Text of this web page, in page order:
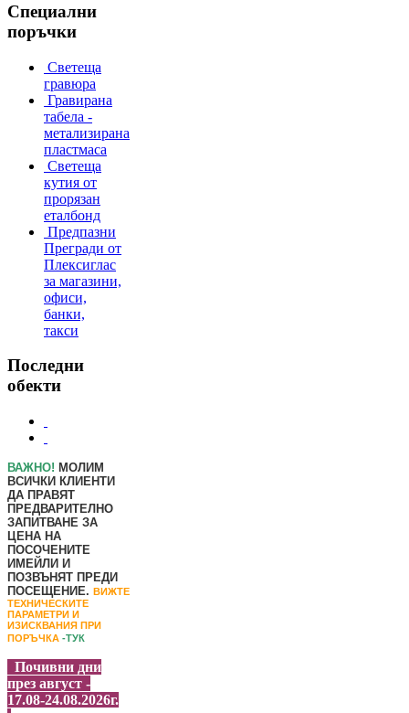
Специални
поръчки
Светеща
гравюра
Гравирана
табела -
метализирана
пластмаса
Светеща
кутия от
прорязан
еталбонд
Предпазни
Прегради от
Плексиглас
за магазини,
офиси,
банки,
такси
Последни
обекти
ВАЖНО! МОЛИМ
ВСИЧКИ КЛИЕНТИ
ДА ПРАВЯТ
ПРЕДВАРИТЕЛНО
ЗАПИТВАНЕ ЗА
ЦЕНА НА
ПОСОЧЕНИТЕ
ИМЕЙЛИ И
ПОЗВЪНЯТ ПРЕДИ
ПОСЕЩЕНИЕ. ВИЖТЕ
ТЕХНИЧЕСКИТЕ
ПАРАМЕТРИ И
ИЗИСКВАНИЯ ПРИ
ПОРЪЧКА -ТУК
Почивни дни
през август -
17.08-24.08.2026г.